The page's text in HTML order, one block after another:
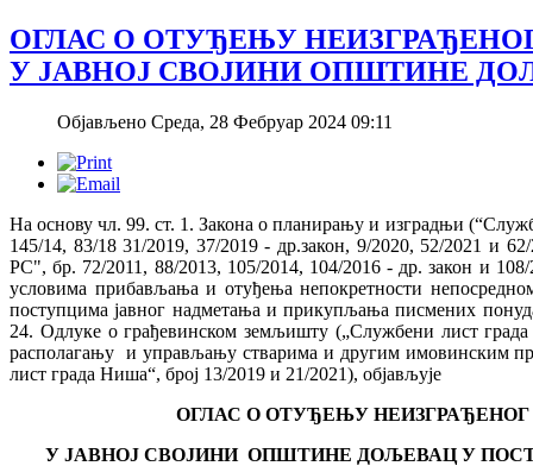
ОГЛАС О ОТУЂЕЊУ
У ЈАВНОЈ СВОЈИНИ ОПШТИНЕ
Објављено Среда, 28 Фебруар 2024 09:11
На основу чл. 99. ст. 1. Закона о планирању и изградњи
145/14, 83/18 31/2019, 37/2019 - др.закон, 9/2020, 52/2021 и
РС", бр. 72/2011, 88/2013, 105/2014, 104/2016 - др. закон и
условима прибављања и отуђења непокретности
поступцима јавног надметања и прикупљања писмених
24. Одлуке о грађевинском земљишту („Службени лист
располагању и управљању стварима и другим имовинским
лист града Ниша“, број 13/2019 и 21/2021), објављује
ОГЛАС О ОТУЂЕЊУ
УЈАВНОЈСВОЈИНИ ОПШТИНЕ ДОЉЕВАЦУ